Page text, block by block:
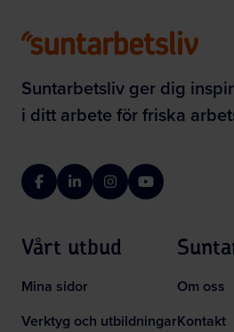
Suntarbetsliv ger dig
i ditt arbete för friska
FacebookLinkedInInstagramYouTube
Vårt utbud
Mina sidor
Verktyg och utbildningar
Om oss
Kontakt